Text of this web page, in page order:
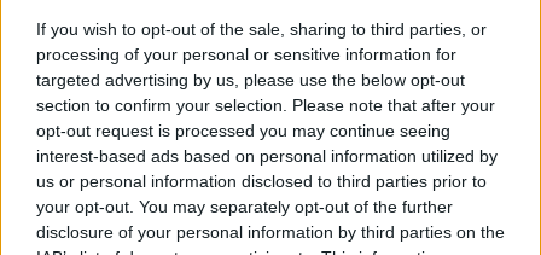
If you wish to opt-out of the sale, sharing to third parties, or
processing of your personal or sensitive information for
targeted advertising by us, please use the below opt-out
section to confirm your selection. Please note that after your
opt-out request is processed you may continue seeing
interest-based ads based on personal information utilized by
us or personal information disclosed to third parties prior to
your opt-out. You may separately opt-out of the further
disclosure of your personal information by third parties on the